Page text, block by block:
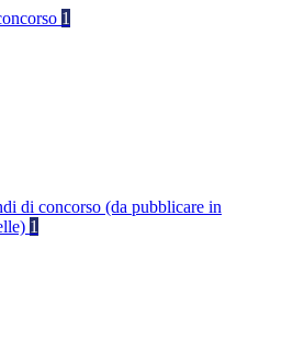
1
di concorso (da pubblicare in
1